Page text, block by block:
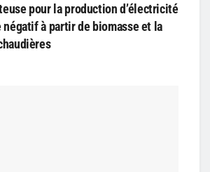
pour la production d’électricité
négatif à partir de biomasse et la